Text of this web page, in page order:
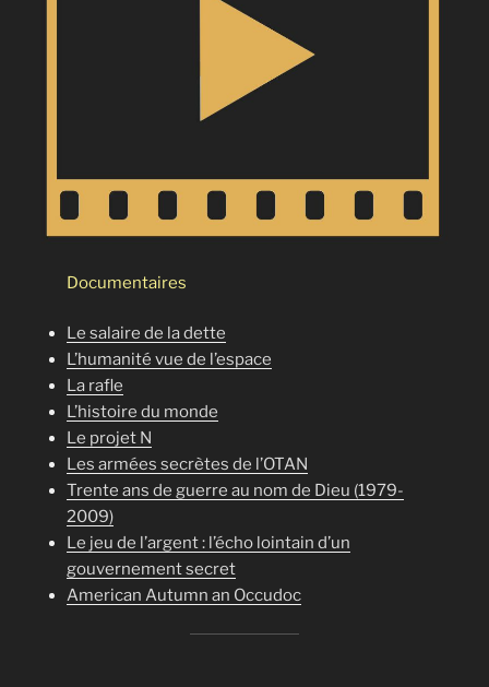
Documentaires
Le salaire de la dette
L’humanité vue de l’espace
La rafle
L’histoire du monde
Le projet N
Les armées secrètes de l’OTAN
Trente ans de guerre au nom de Dieu (1979-
2009)
Le jeu de l’argent : l’écho lointain d’un
gouvernement secret
American Autumn an Occudoc